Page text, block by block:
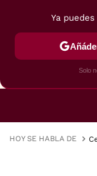
HOY SE HABLA DE
Ya
Solo